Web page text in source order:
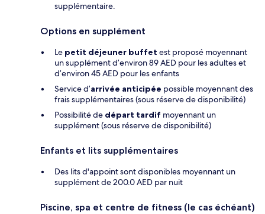
supplémentaire.
Options en supplément
Le petit déjeuner buffet est proposé moyennant
un supplément d’environ 89 AED pour les adultes et
d’environ 45 AED pour les enfants
Service d’arrivée anticipée possible moyennant des
frais supplémentaires (sous réserve de disponibilité)
Possibilité de départ tardif moyennant un
supplément (sous réserve de disponibilité)
Enfants et lits supplémentaires
Des lits d'appoint sont disponibles moyennant un
supplément de 200.0 AED par nuit
Piscine, spa et centre de fitness (le cas échéant)